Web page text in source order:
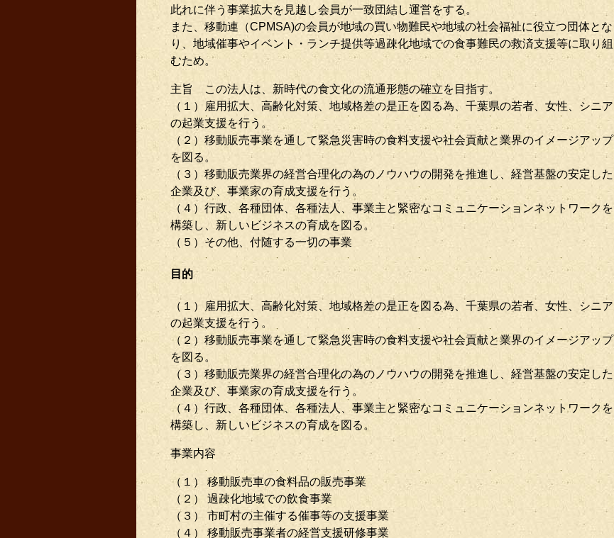
此れに伴う事業拡大を見越し会員が一致団結し運営をする。
また、移動連（CPMSA)の会員が地域の買い物難民や地域の社会福祉に役立つ団体とな
り、地域催事やイベント・ランチ提供等過疎化地域での食事難民の救済支援等に取り組
むため。
主旨 この法人は、新時代の食文化の流通形態の確立を目指す。
（１）雇用拡大、高齢化対策、地域格差の是正を図る為、千葉県の若者、女性、シニア
の起業支援を行う。
（２）移動販売事業を通して緊急災害時の食料支援や社会貢献と業界のイメージアップ
を図る。
（３）移動販売業界の経営合理化の為のノウハウの開発を推進し、経営基盤の安定した
企業及び、事業家の育成支援を行う。
（４）行政、各種団体、各種法人、事業主と緊密なコミュニケーションネットワークを
構築し、新しいビジネスの育成を図る。
（５）その他、付随する一切の事業
目的
（１）雇用拡大、高齢化対策、地域格差の是正を図る為、千葉県の若者、女性、シニア
の起業支援を行う。
（２）移動販売事業を通して緊急災害時の食料支援や社会貢献と業界のイメージアップ
を図る。
（３）移動販売業界の経営合理化の為のノウハウの開発を推進し、経営基盤の安定した
企業及び、事業家の育成支援を行う。
（４）行政、各種団体、各種法人、事業主と緊密なコミュニケーションネットワークを
構築し、新しいビジネスの育成を図る。
事業内容
（１） 移動販売車の食料品の販売事業
（２） 過疎化地域での飲食事業
（３） 市町村の主催する催事等の支援事業
（４） 移動販売事業者の経営支援研修事業